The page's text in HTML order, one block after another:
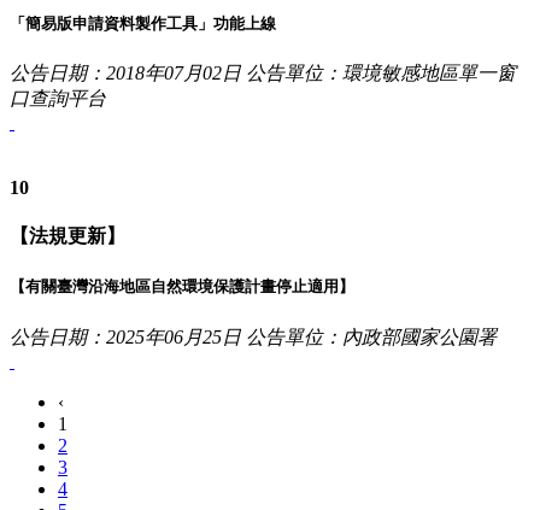
「簡易版申請資料製作工具」功能上線
公告日期：2018年07月02日 公告單位：環境敏感地區單一窗
口查詢平台
10
【法規更新】
【有關臺灣沿海地區自然環境保護計畫停止適用】
公告日期：2025年06月25日 公告單位：內政部國家公園署
‹
1
2
3
4